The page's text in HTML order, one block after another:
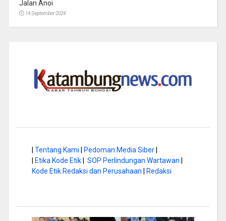
Jalan Anoi
14 September 2024
Tentang Kami Pedoman Media Siber|
Etika Kode Etik| SOP Perlindungan Wartawan
Kode Etik Redaksi dan Perusahaan
Redaksi